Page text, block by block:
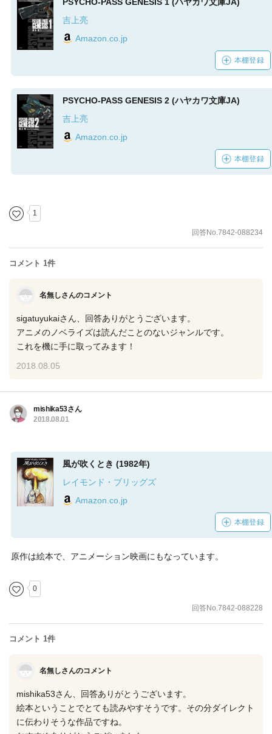
吉上亮
Amazon.co.jp
本棚登録
PSYCHO-PASS GENESIS 2 (ハヤカワ文庫JA)
吉上亮
Amazon.co.jp
本棚登録
1
回答No.7842-088234
コメント 1件
名無しさんのコメント
sigatuyukaiさん、回答ありがとうございます。
アニメのノベライズは読んだことのないジャンルです。
これを機に手に取ってみます！
2018.08.05
mishika53さん
2018.08.01
風が吹くとき (1982年)
レイモンド・ブリッグズ
Amazon.co.jp
本棚登録
原作は絵本で、アニメーション映画にもなっています。
0
回答No.7842-088228
コメント 1件
名無しさんのコメント
mishika53さん、回答ありがとうございます。
絵本ということでとても読みやすそうです。その分ダイレクト
に伝わりそうな作品ですね。